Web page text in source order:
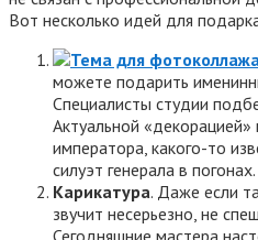
Вот несколько идей для
можете подарить
Специалисты студии
Актуальной
императора, какого-то
силуэт генерала в погонах.
Карикатура. Даже если
звучит несерьезно, не
Сегодняшние мастера